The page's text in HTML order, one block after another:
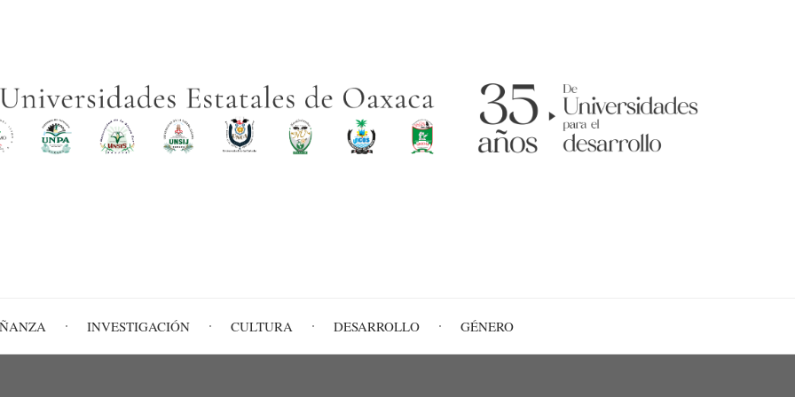
INVESTIGACIÓN CULTURA DESARROLLO GÉNERO